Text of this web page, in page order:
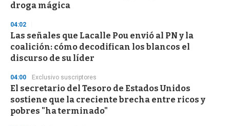
droga mágica
04:02
Las señales que Lacalle Pou envió al PN y la
coalición: cómo decodifican los blancos el
discurso de su líder
04:00 Exclusivo suscriptores
El secretario del Tesoro de Estados Unidos
sostiene que la creciente brecha entre ricos y
pobres "ha terminado"